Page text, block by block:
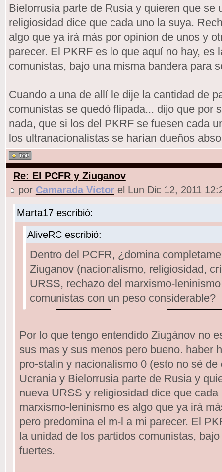
Bielorrusia parte de Rusia y quieren que se
religiosidad dice que cada uno la suya.
algo que ya irá más por opinion de unos y
parecer. El PKRF es lo que aquí no hay, es
comunistas, bajo una misma bandera para
Cuando a una de allí le dije la cantidad de
comunistas se quedó flipada... dijo que por
nada, que si los del PKRF se fuesen cada
los ultranacionalistas se harían dueños
Re: El PCFR y Ziuganov
por Camarada Víctorel Lun Dic 12, 2011
Marta17 escribió:
AliveRC escribió:
Dentro del PCFR, ¿domina
Ziuganov (nacionalismo, religiosidad,
URSS, rechazo del marxismo-
comunistas con un peso considerable?
Por lo que tengo entendido Ziugánov no
sus mas y sus menos pero bueno. haber
pro-stalin y nacionalismo 0 (esto no sé
Ucrania y Bielorrusia parte de Rusia y
nueva URSS y religiosidad dice que
marxismo-leninismo es algo que ya irá
pero predomina el m-l a mi parecer. El
la unidad de los partidos comunistas,
fuertes.